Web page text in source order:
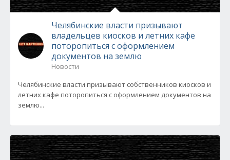
Челябинские власти призывают
владельцев киосков и летних кафе
поторопиться с оформлением
документов на землю
Новости
Челябинские власти призывают собственников киосков и
летних кафе поторопиться с оформлением документов на
землю...